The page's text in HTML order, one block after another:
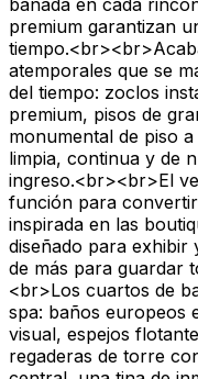
bañada en cada
premium garantizan
atemporales que se
del tiempo: zoclos
premium, pisos de
monumental de piso
limpia, continua y de
ingreso.<br><br>El
función para
inspirada en las
diseñado para exhibir
de más para guardar
<br>Los cuartos de
spa: baños europeos
visual, espejos
regaderas de torre